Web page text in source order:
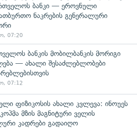
ბანკი — ეროვნული
ნაკრების გენერალური
07:20
ბანკის მობილბანკის მორიგი
— ახალი შესაძლებლობები
07:12
ფიზიკოსის ახალი კვლევა: ინოუეს
მზის მაგნიტური ველის
კადრები გადაიღო